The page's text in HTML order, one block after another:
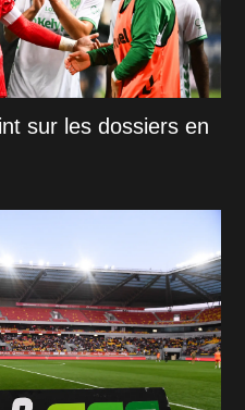
sur les dossiers en